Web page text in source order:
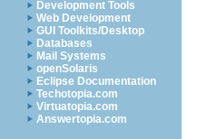
Development Tools
Web Development
GUI Toolkits/Desktop
Databases
Mail Systems
openSolaris
Eclipse Documentation
Techotopia.com
Virtuatopia.com
Answertopia.com